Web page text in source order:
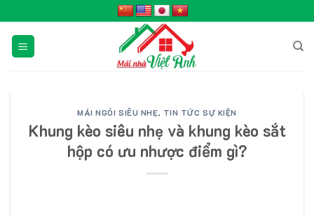
to
content
MÁI NGÓI SIÊU NHẸ, TIN TỨC SỰ KIỆN
Khung kèo siêu nhẹ và khung kèo sắt
hộp có ưu nhược điểm gì?